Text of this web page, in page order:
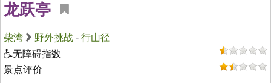
龙跃亭
柴湾 野外挑战 - 行山径
无障碍指数
景点评价